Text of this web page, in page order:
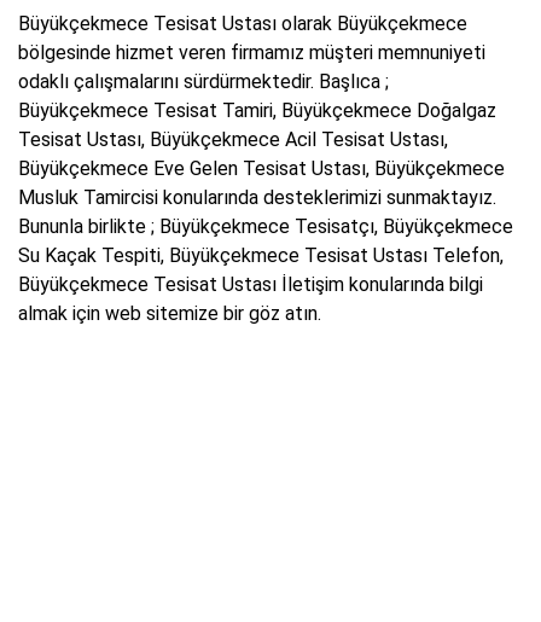
Büyükçekmece Tesisat Ustası olarak Büyükçekmece
bölgesinde hizmet veren firmamız müşteri memnuniyeti
odaklı çalışmalarını sürdürmektedir. Başlıca ;
Büyükçekmece Tesisat Tamiri, Büyükçekmece Doğalgaz
Tesisat Ustası, Büyükçekmece Acil Tesisat Ustası,
Büyükçekmece Eve Gelen Tesisat Ustası, Büyükçekmece
Musluk Tamircisi konularında desteklerimizi sunmaktayız.
Bununla birlikte ; Büyükçekmece Tesisatçı, Büyükçekmece
Su Kaçak Tespiti, Büyükçekmece Tesisat Ustası Telefon,
Büyükçekmece Tesisat Ustası İletişim konularında bilgi
almak için web sitemize bir göz atın.